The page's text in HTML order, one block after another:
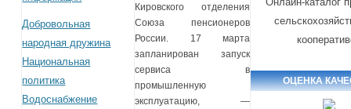
Добровольная
народная дружина
Национальная
политика
Водоснабжение
Кировского отделения
Союза пенсионеров
России. 17 марта
запланирован запуск
сервиса в
промышленную
эксплуатацию, —
ОЦЕНКА